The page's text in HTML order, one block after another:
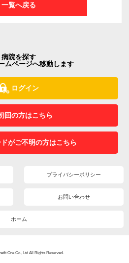
一覧へ戻る
病院を探す
ムページへ移動します
ログイン
回の方はこちら
がご不明の方はこちら
プライバシーポリシー
お問い合わせ
ホーム
One Co., Ltd All Rights Reserved.